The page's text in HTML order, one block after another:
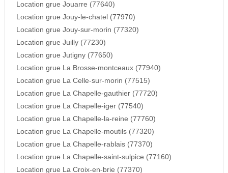
Location grue Jouarre (77640)
Location grue Jouy-le-chatel (77970)
Location grue Jouy-sur-morin (77320)
Location grue Juilly (77230)
Location grue Jutigny (77650)
Location grue La Brosse-montceaux (77940)
Location grue La Celle-sur-morin (77515)
Location grue La Chapelle-gauthier (77720)
Location grue La Chapelle-iger (77540)
Location grue La Chapelle-la-reine (77760)
Location grue La Chapelle-moutils (77320)
Location grue La Chapelle-rablais (77370)
Location grue La Chapelle-saint-sulpice (77160)
Location grue La Croix-en-brie (77370)